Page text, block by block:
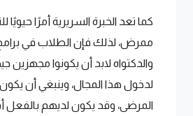
كما تعد الخبرة السريرية أمرًا حيويًا
ممرض، لذلك فإن الطلاب في برامج
والدكتواه لابد أن يكونوا
لدخول هذا المجال، وينبغي أن
المرضى، وقد يكون لديهم بالفعل